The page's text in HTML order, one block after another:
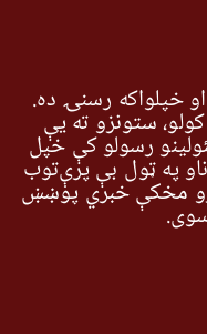
خپلواکه رسنۍ ده.
ستونزو ته یې
رسولو کې خپل
په ټول بې پرې‌توب
مخکې خبري پوښښ